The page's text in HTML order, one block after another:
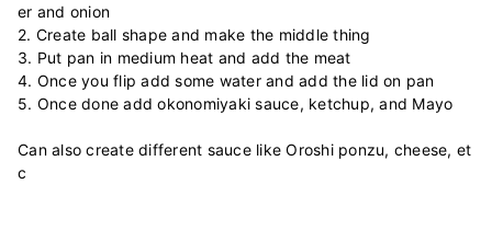
er and onion
2. Create ball shape and make the middle thing
3. Put pan in medium heat and add the meat
4. Once you flip add some water and add the lid on pan
5. Once done add okonomiyaki sauce, ketchup, and Mayo
Can also create different sauce like Oroshi ponzu, cheese, et
c